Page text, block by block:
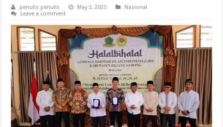
penulis penulis May 3, 2025
Nasional
Leave a comment